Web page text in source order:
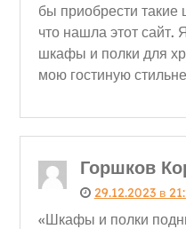
бы приобрести
что нашла этот сайт.
шкафы и полки для
мою гостиную
Горшков
29.12.2023 в
«Шкафы и полки